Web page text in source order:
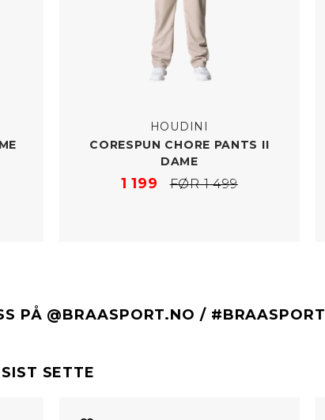
HOUDINI
CORESPUN CHORE PANTS II
DAME
1 199 FØR 1 499
PÅ @BRAASPORT.NO / #BRAASPORT
SIST SETTE